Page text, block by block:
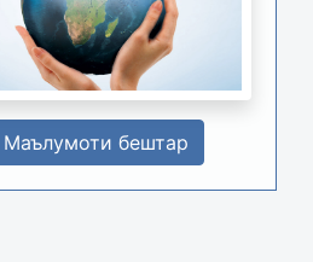
Маълумоти бештар